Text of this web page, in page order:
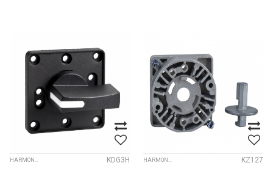
HARMONY K KDG3H HARMONY K KZ127